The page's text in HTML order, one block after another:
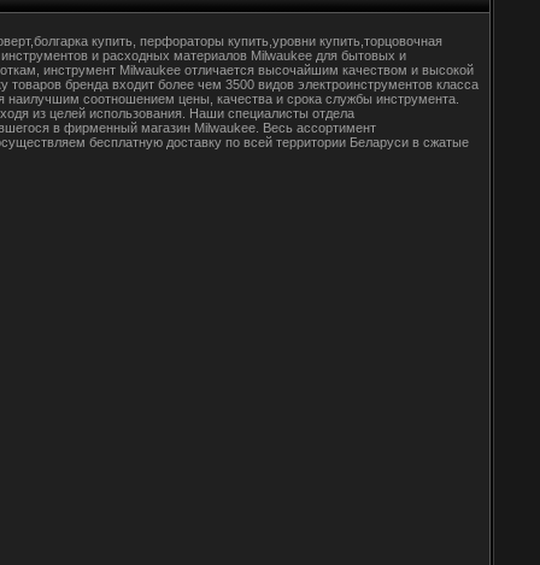
купить, перфораторы купить,уровни купить,торцовочная
и расходных материалов Milwaukee для бытовых и
инструмент Milwaukee отличается высочайшим качеством и высокой
бренда входит более чем 3500 видов электроинструментов класса
наилучшим соотношением цены, качества и срока службы инструмента.
из целей использования. Наши специалисты отдела
в фирменный магазин Milwaukee. Весь ассортимент
бесплатную доставку по всей территории Беларуси в сжатые